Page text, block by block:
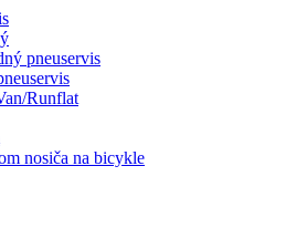
pneuservis
Runflat
nosiča na bicykle